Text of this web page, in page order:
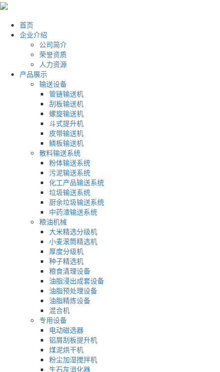
首页
企业介绍
公司简介
荣誉资质
人力资源
产品展示
输送设备
管链输送机
刮板输送机
螺旋输送机
斗式提升机
皮带输送机
鳞板输送机
散料输送系统
粉体输送系统
污泥输送系统
化工产品输送系统
垃圾输送系统
厨余垃圾输送系统
中药渣输送系统
粮油机械
大米精选分级机
小麦滚筒精选机
厚度分级机
种子精选机
粮食清理设备
油脂浸出成套设备
油脂预处理设备
油脂精炼设备
混合机
专用设备
电动磁选器
铝屑刮板提升机
煤泥烘干机
粉尘加湿搅拌机
生石灰消化器